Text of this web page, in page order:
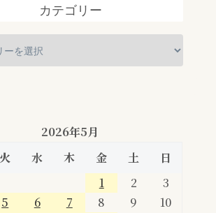
カテゴリー
2026年5月
火 水 木 金 土
日
1
2
3
5 6 7 8 9
10